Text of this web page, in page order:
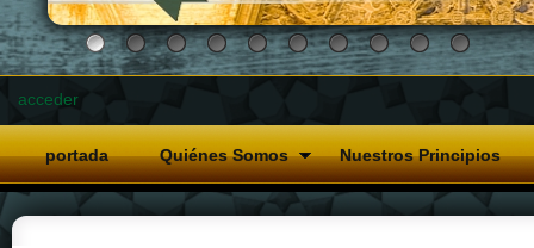
acceder
portada Quiénes Somos Nuestros Principios